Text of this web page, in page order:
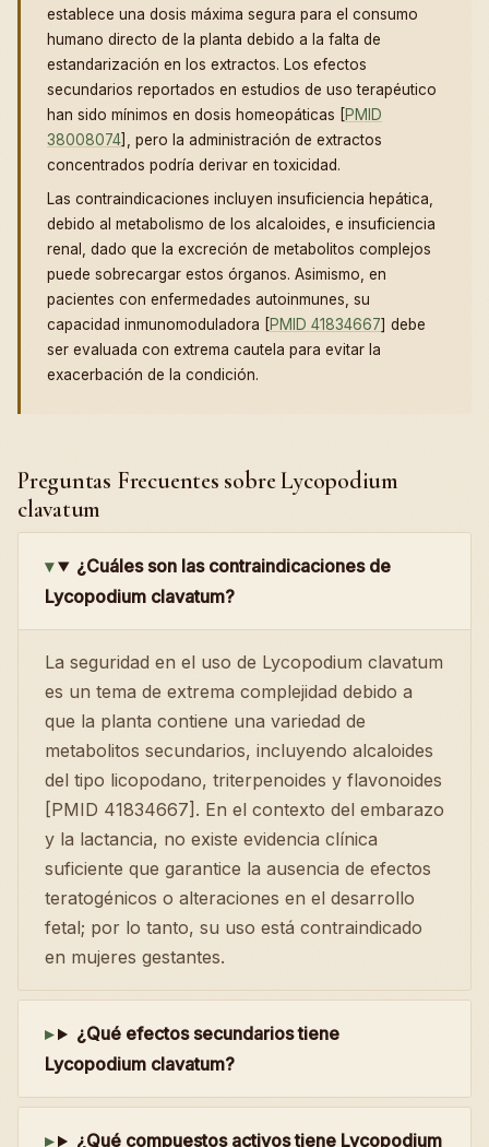
establece una dosis máxima segura para el consumo
humano directo de la planta debido a la falta de
estandarización en los extractos. Los efectos
secundarios reportados en estudios de uso terapéutico
han sido mínimos en dosis homeopáticas [PMID
38008074], pero la administración de extractos
concentrados podría derivar en toxicidad.
Las contraindicaciones incluyen insuficiencia hepática,
debido al metabolismo de los alcaloides, e insuficiencia
renal, dado que la excreción de metabolitos complejos
puede sobrecargar estos órganos. Asimismo, en
pacientes con enfermedades autoinmunes, su
capacidad inmunomoduladora [PMID 41834667] debe
ser evaluada con extrema cautela para evitar la
exacerbación de la condición.
Preguntas Frecuentes sobre Lycopodium
clavatum
¿Cuáles son las contraindicaciones de
Lycopodium clavatum?
La seguridad en el uso de Lycopodium clavatum
es un tema de extrema complejidad debido a
que la planta contiene una variedad de
metabolitos secundarios, incluyendo alcaloides
del tipo licopodano, triterpenoides y flavonoides
[PMID 41834667]. En el contexto del embarazo
y la lactancia, no existe evidencia clínica
suficiente que garantice la ausencia de efectos
teratogénicos o alteraciones en el desarrollo
fetal; por lo tanto, su uso está contraindicado
en mujeres gestantes.
¿Qué efectos secundarios tiene
Lycopodium clavatum?
¿Qué compuestos activos tiene Lycopodium